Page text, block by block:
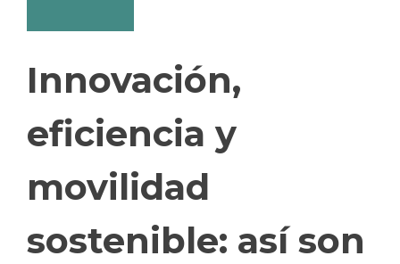
Innovación,
eficiencia y
movilidad
sostenible: así son